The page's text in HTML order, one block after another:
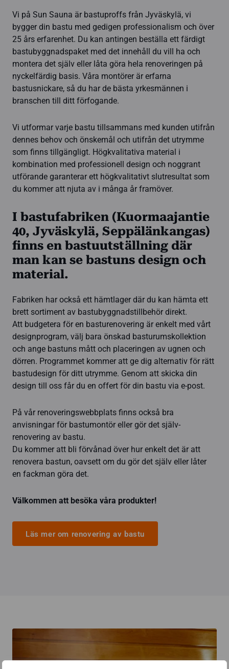
Vi på Sun Sauna är bastuproffs från Jyväskylä, vi
bygger din bastu med gedigen professionalism och över
25 års erfarenhet. Du kan antingen beställa ett färdigt
bastubyggnadspaket med det innehåll du vill ha och
montera det själv eller låta göra hela renoveringen på
nyckelfärdig basis. Våra montörer är erfarna
bastusnickare, så du har de bästa yrkesmännen i
branschen till ditt förfogande.
Vi utformar varje bastu tillsammans med kunden utifrån
dennes behov och önskemål och utifrån det utrymme
som finns tillgängligt. Högkvalitativa material i
kombination med professionell design och noggrant
utförande garanterar ett högkvalitativt slutresultat som
du kommer att njuta av i många år framöver.
I bastufabriken (Kuormaajantie
40, Jyväskylä, Seppälänkangas)
finns en bastuutställning där
man kan se bastuns design och
material.
Fabriken har också ett hämtlager där du kan hämta ett
brett sortiment av bastubyggnadstillbehör direkt.
Att budgetera för en basturenovering är enkelt med vårt
designprogram, välj bara önskad basturumskollektion
och ange bastuns mått och placeringen av ugnen och
dörren. Programmet kommer att ge dig alternativ för rätt
bastudesign för ditt utrymme. Genom att skicka din
design till oss får du en offert för din bastu via e-post.
På vår renoveringswebbplats finns också bra
anvisningar för bastumontör eller gör det själv-
renovering av bastu.
Du kommer att bli förvånad över hur enkelt det är att
renovera bastun, oavsett om du gör det själv eller låter
en fackman göra det.
Välkommen att besöka våra produkter!
Läs mer om renovering av bastu